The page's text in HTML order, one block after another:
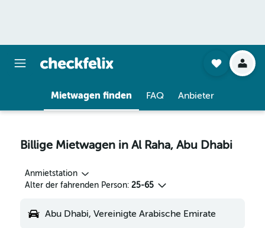
Mietwagen finden FAQ Anbieter
Billige Mietwagen in Al Raha, Abu Dhabi
Anmietstation
Alter der fahrenden Person: 25-65
Abu Dhabi, Vereinigte Arabische Emirate